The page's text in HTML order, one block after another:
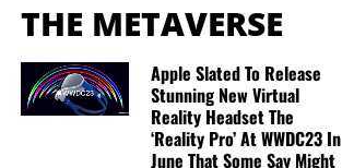
THE METAVERSE
Apple Slated To Release
Stunning New Virtual
Reality Headset The
‘Reality Pro’ At WWDC23 In
June That Some Say Might